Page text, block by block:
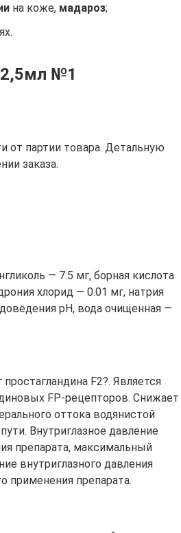
на коже, мадароз;
2,5мл №1
от партии товара. Детальную
заказа.
— 7.5 мг, борная кислота
хлорид — 0.01 мг, натрия
pH, вода очищенная —
F2?. Является
FP-рецепторов. Снижает
оттока водянистой
Внутриглазное давление
препарата, максимальный
внутриглазного давления
применения препарата.